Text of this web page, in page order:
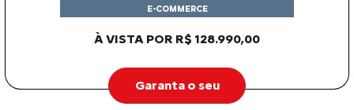
À VISTA POR R$ 128.990,00
E-COMMERCE
Garanta o seu